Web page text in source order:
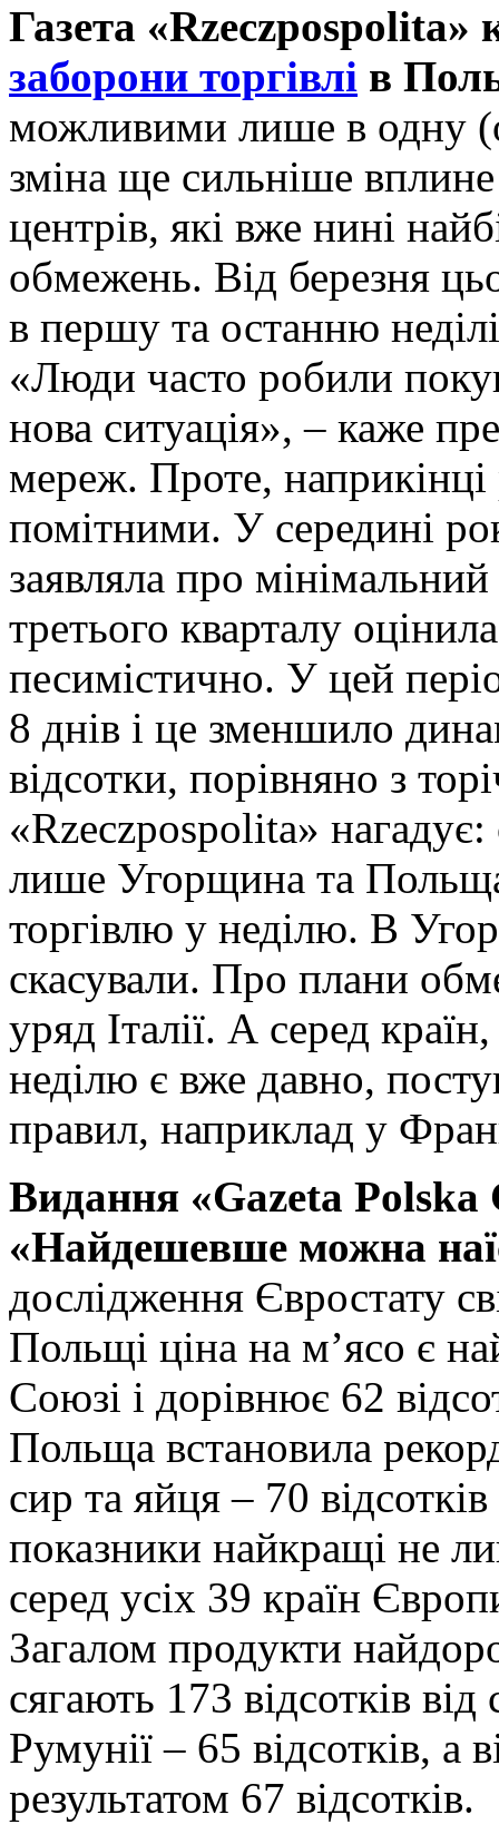
Газета «Rzeczpospolita»
заборони торгівлі в
можливими лише в одну
зміна ще сильніше
центрів, які вже нині
обмежень. Від березня
в першу та останню
«Люди часто робили
нова ситуація», – каже
мереж. Проте,
помітними. У середині
заявляла про
третього кварталу
песимістично. У цей
8 днів і це зменшило
відсотки, порівняно з
«Rzeczpospolita»
лише Угорщина та
торгівлю у неділю. В
скасували. Про плани
уряд Італії. А серед
неділю є вже давно,
правил, наприклад у
Видання «Gazeta Polska
«Найдешевше можна
дослідження Євростату
Польщі ціна на м’ясо є
Союзі і дорівнює 62
Польща встановила
сир та яйця – 70
показники найкращі не
серед усіх 39 країн
Загалом продукти
сягають 173 відсотків
Румунії – 65 відсотків, а
результатом 67 відсотків.